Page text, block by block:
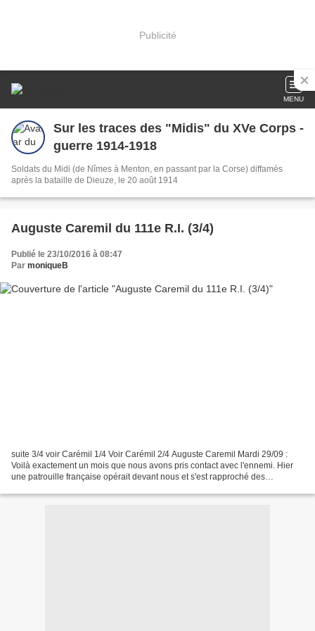
Publicité
MENU
Sur les traces des "Midis" du XVe Corps -
guerre 1914-1918
Soldats du Midi (de Nîmes à Menton, en passant par la Corse) diffamés
après la bataille de Dieuze, le 20 août 1914
Auguste Caremil du 111e R.I. (3/4)
Publié le 23/10/2016 à 08:47
Par moniqueB
suite 3/4 voir Carémil 1/4 Voir Carémil 2/4 Auguste Caremil Mardi 29/09 :
Voilà exactement un mois que nous avons pris contact avec l'ennemi. Hier
une patrouille française opérait devant nous et s'est rapproché des